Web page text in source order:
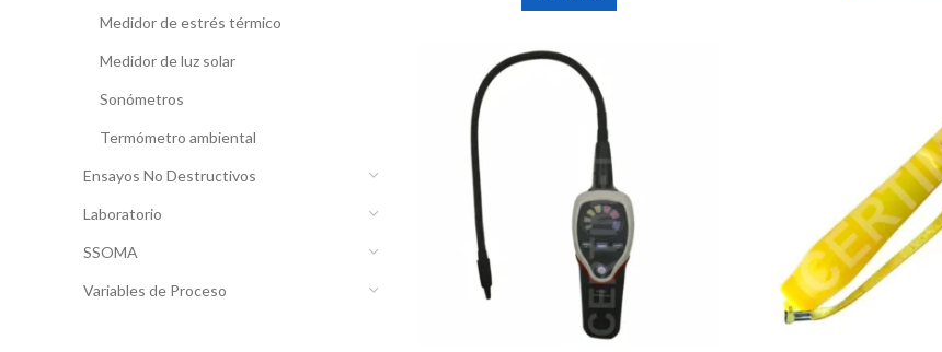
Medidor de estrés térmico
Medidor de luz solar
Sonómetros
Termómetro ambiental
Ensayos No Destructivos
Laboratorio
SSOMA
Variables de Proceso